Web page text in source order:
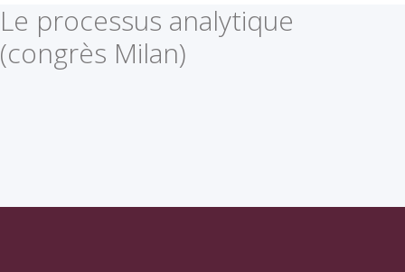
Le processus analytique
(congrès Milan)